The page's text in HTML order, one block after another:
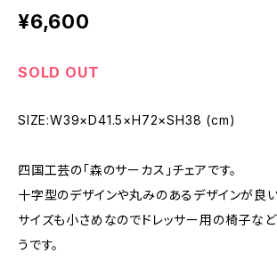
¥6,600
SOLD OUT
SIZE:W39×D41.5×H72×SH38 (cm)
四国工芸の「森のサーカス」チェアです。
十字型のデザインや丸みのあるデザインが良い
サイズも小さめなのでドレッサー用の椅子な
うです。